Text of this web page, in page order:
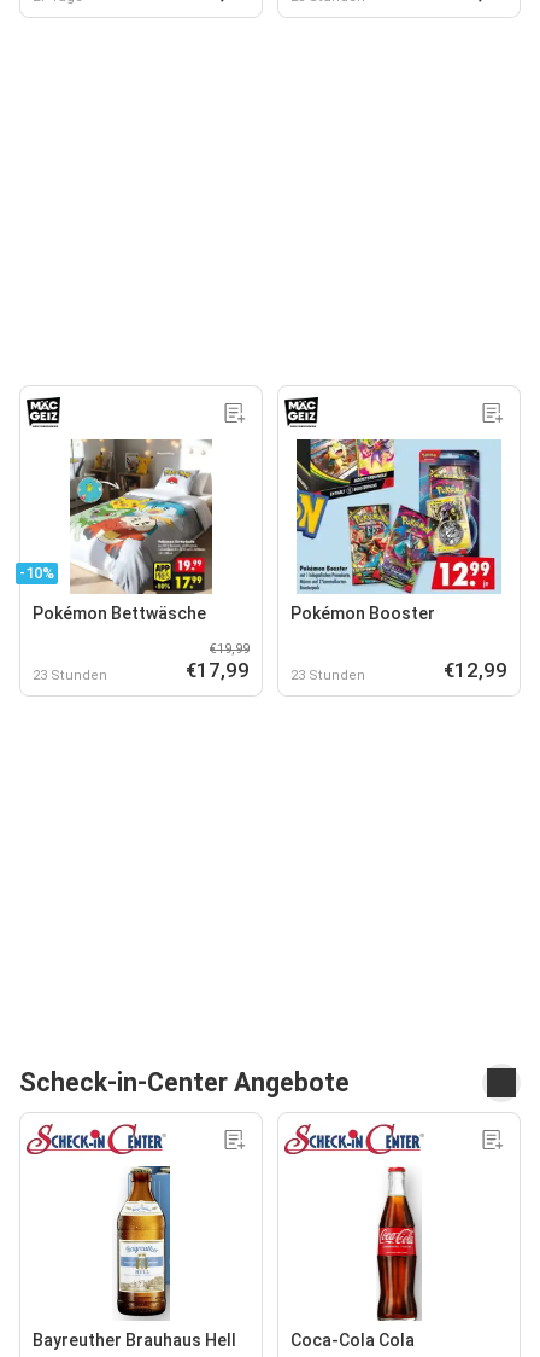
-10%
Pokémon Bettwäsche
23 Stunden
€19,99
€17,99
Pokémon Booster
23 Stunden €12,99
Scheck-in-Center Angebote
Bayreuther Brauhaus Hell Coca-Cola Cola